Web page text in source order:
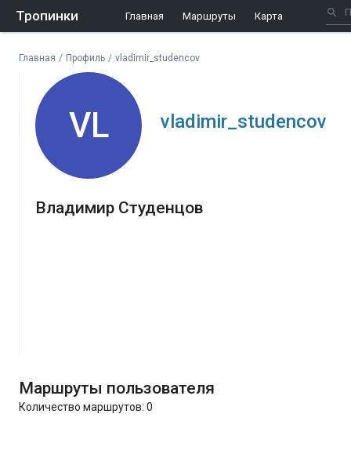
Тропинки Главная Маршруты Карта
Главная / Профиль / vladimir_studencov
VL vladimir_studencov
Владимир Студенцов
Маршруты пользователя
Количество маршрутов: 0